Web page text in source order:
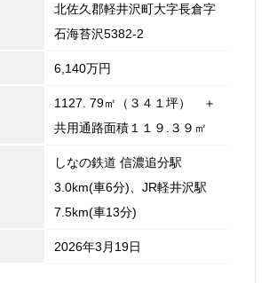
北佐久郡軽井沢町大字長倉字
石海苔沢5382-2
6,140万円
1127. 79㎡（３４１坪） ＋
共用通路面積１１９.３９㎡
しなの鉄道 信濃追分駅
3.0km(車6分)、JR軽井沢駅
7.5km(車13分)
2026年3月19日